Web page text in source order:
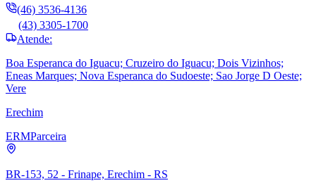
(46) 3536-4136
(43) 3305-1700
Atende:
Boa Esperanca do Iguacu; Cruzeiro do Iguacu; Dois Vizinhos;
Eneas Marques; Nova Esperanca do Sudoeste; Sao Jorge D Oeste;
Vere
Erechim
ERMParceira
BR-153, 52 - Frinape, Erechim - RS